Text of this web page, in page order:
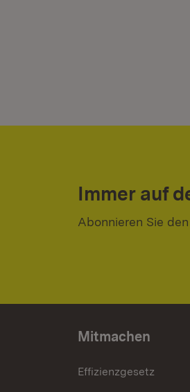
Immer auf
Abonnieren Sie
Mitmachen
Effizienzgesetz